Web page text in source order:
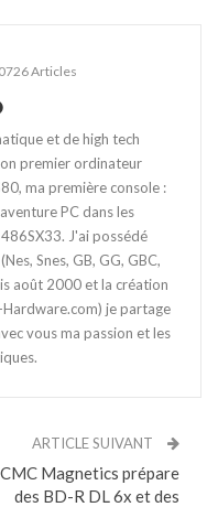
Articles
et de high tech
premier ordinateur
ma première console :
PC dans les
J'ai possédé
Snes, GB, GG, GBC,
août 2000 et la création
Hardware.com) je partage
vous ma passion et les
ARTICLE SUIVANT
CMC Magnetics prépare
des BD-R DL 6x et des